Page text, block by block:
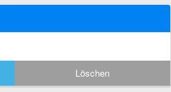
Löschen